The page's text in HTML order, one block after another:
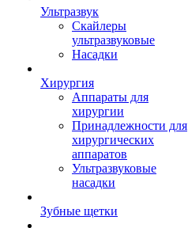
Ультразвук
Скайлеры
ультразвуковые
Насадки
Хирургия
Аппараты для
хирургии
Принадлежности для
хирургических
аппаратов
Ультразвуковые
насадки
Зубные щетки